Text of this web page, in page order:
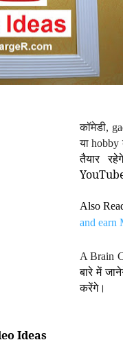
कॉमेडी,
या
तैयार रहेगे
Also
and earn
A Brain
बारे में
करेंगे।
Ideas